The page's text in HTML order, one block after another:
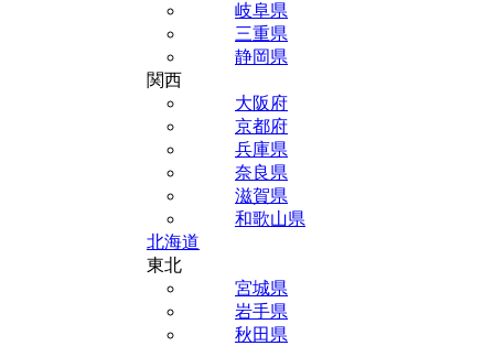
岐阜県
三重県
静岡県
関西
大阪府
京都府
兵庫県
奈良県
滋賀県
和歌山県
北海道
東北
宮城県
岩手県
秋田県